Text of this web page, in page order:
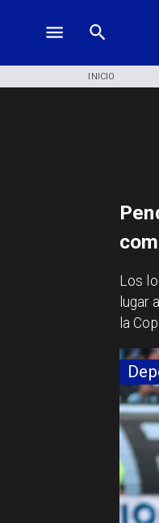
INICIO
​Los
lugar
la